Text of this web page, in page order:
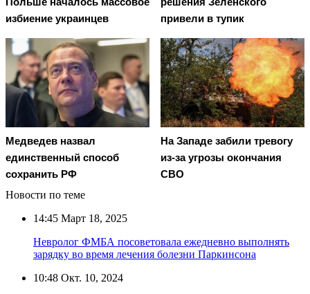
избиение украинцев
привели в тупик
Медведев назвал
единственный способ
сохранить РФ
На Западе забили тревогу
из-за угрозы окончания
СВО
Новости по теме
14:45 Март 18, 2025
Невролог ФМБА посоветовала ежедневно выполнять
зарядку во время лечения болезни Паркинсона
10:48 Окт. 10, 2024